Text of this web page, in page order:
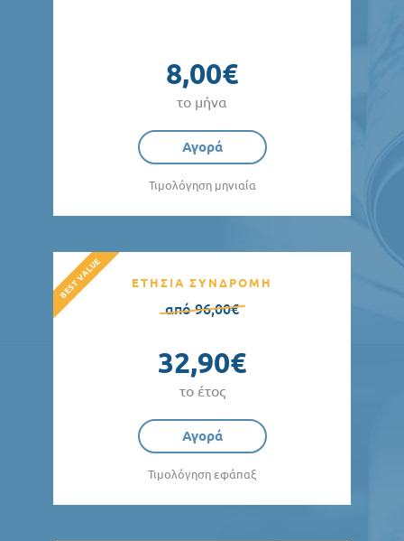
8,00€
το μήνα
Αγορά
Τιμολόγηση μηνιαία
ΕΤΗΣΙΑ ΣΥΝΔΡΟΜΗ
από 96,00€
32,90€
το έτος
Αγορά
Τιμολόγηση εφάπαξ